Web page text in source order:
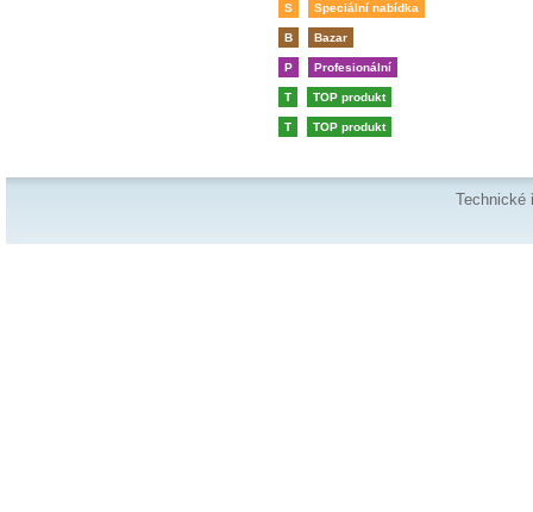
S Speciální nabídka
B Bazar
P Profesionální
T TOP produkt
T TOP produkt